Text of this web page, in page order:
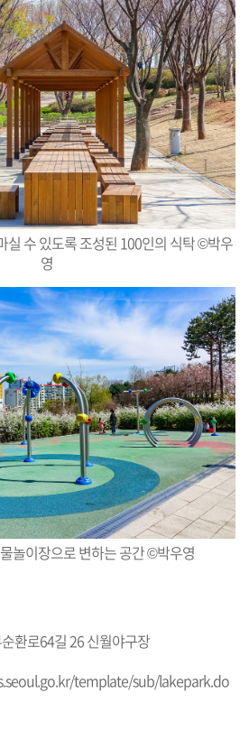
실 수 있도록 조성된 100인의 식탁 ©박우
영
놀이장으로 변하는 공간 ©박우영
환로64길 26 신월야구장
template/sub/lakepark.do